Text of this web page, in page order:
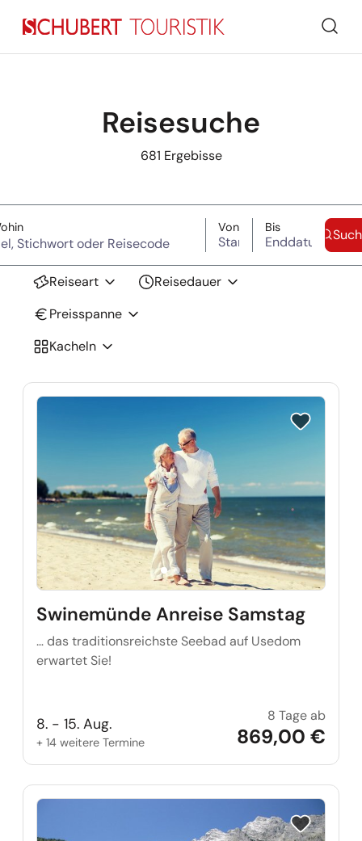
Reisesuche
681 Ergebisse
(Ziel, Stichwort oder Reisecode) VonStartdatum
BisEnddatum
Reiseart
Reisedauer
Preisspanne
Kacheln
Reise auf
Swinemünde Anreise Samstag
… das traditionsreichste Seebad auf Usedom
erwartet Sie!
8. - 15. Aug.
+ 14 weitere Termine
8 Tage ab
869,00 €
Reise auf